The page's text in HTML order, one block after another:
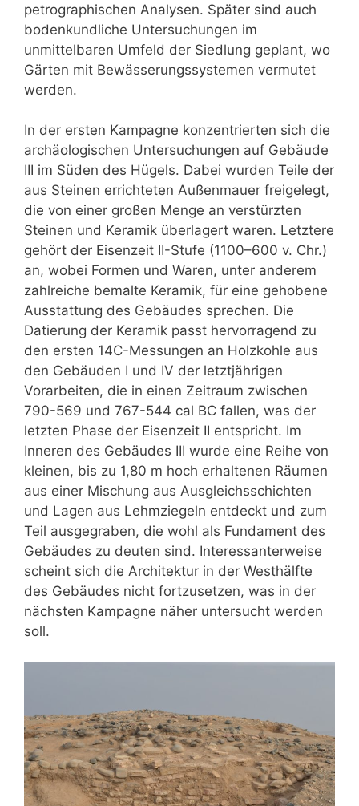
petrographischen Analysen. Später sind auch
bodenkundliche Untersuchungen im
unmittelbaren Umfeld der Siedlung geplant, wo
Gärten mit Bewässerungssystemen vermutet
werden.
In der ersten Kampagne konzentrierten sich die
archäologischen Untersuchungen auf Gebäude
III im Süden des Hügels. Dabei wurden Teile der
aus Steinen errichteten Außenmauer freigelegt,
die von einer großen Menge an verstürzten
Steinen und Keramik überlagert waren. Letztere
gehört der Eisenzeit II-Stufe (1100–600 v. Chr.)
an, wobei Formen und Waren, unter anderem
zahlreiche bemalte Keramik, für eine gehobene
Ausstattung des Gebäudes sprechen. Die
Datierung der Keramik passt hervorragend zu
den ersten 14C-Messungen an Holzkohle aus
den Gebäuden I und IV der letztjährigen
Vorarbeiten, die in einen Zeitraum zwischen
790-569 und 767-544 cal BC fallen, was der
letzten Phase der Eisenzeit II entspricht. Im
Inneren des Gebäudes III wurde eine Reihe von
kleinen, bis zu 1,80 m hoch erhaltenen Räumen
aus einer Mischung aus Ausgleichsschichten
und Lagen aus Lehmziegeln entdeckt und zum
Teil ausgegraben, die wohl als Fundament des
Gebäudes zu deuten sind. Interessanterweise
scheint sich die Architektur in der Westhälfte
des Gebäudes nicht fortzusetzen, was in der
nächsten Kampagne näher untersucht werden
soll.